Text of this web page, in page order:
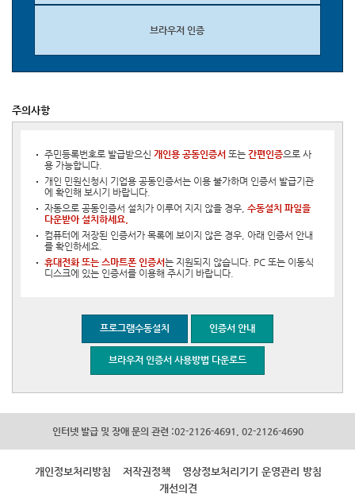
브라우저 인증
주의사항
주민등록번호로 발급받으신 개인용 공동인증서 또는 간편인증으로 사
용 가능합니다.
개인 민원신청시 기업용 공동인증서는 이용 불가하며 인증서 발급기관
에 확인해 보시기 바랍니다.
자동으로 공동인증서 설치가 이루어 지지 않을 경우, 수동설치 파일을
다운받아 설치하세요.
컴퓨터에 저장된 인증서가 목록에 보이지 않은 경우, 아래 인증서 안내
를 확인하세요.
휴대전화 또는 스마트폰 인증서는 지원되지 않습니다. PC 또는 이동식
디스크에 있는 인증서를 이용해 주시기 바랍니다.
프로그램수동설치 인증서 안내
브라우저 인증서 사용방법 다운로드
인터넷 발급 및 장애 문의 관련 :02-2126-4691, 02-2126-4690
개인정보처리방침 저작권정책
영상정보처리기기 운영관리 방침
개선의견